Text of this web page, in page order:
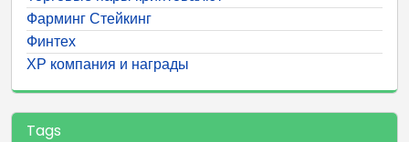
Фарминг Стейкинг
Финтех
ХР компания и награды
Tags